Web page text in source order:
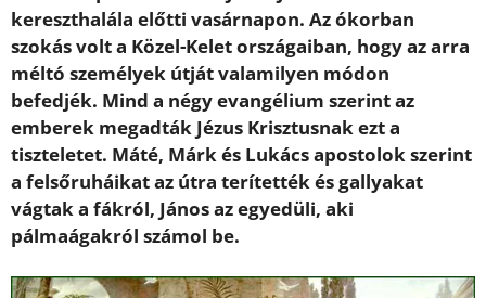
kereszthalála előtti vasárnapon. Az ókorban
szokás volt a Közel-Kelet országaiban, hogy az arra
méltó személyek útját valamilyen módon
befedjék. Mind a négy evangélium szerint az
emberek megadták Jézus Krisztusnak ezt a
tiszteletet. Máté, Márk és Lukács apostolok szerint
a felsőruháikat az útra terítették és gallyakat
vágtak a fákról, János az egyedüli, aki
pálmaágakról számol be.